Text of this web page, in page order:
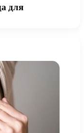
для